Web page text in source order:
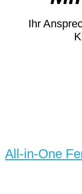
Ihr
All-in-One